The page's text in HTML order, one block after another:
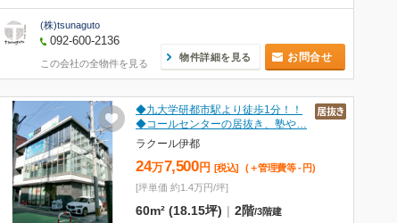
(株)tsunaguto
092-600-2136
この会社の全物件を見る
物件詳細を見る お問合せ
◆九大学研都市駅より徒歩1分！！
◆コールセンターの居抜き、塾や…
ラクール伊都
24万7,500 円 [税込] (＋管理費等 - 円)
[坪単価 約1.4万円/坪]
60m² (18.15坪) | 2階/3階建